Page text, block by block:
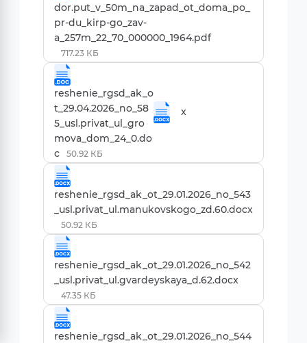
dor.put_v_50m_na_zapad_ot_doma_po_
pr-du_kirp-go_zav-
a_257m_22_70_000000_1964.pdf
717.23 КБ
reshenie_rgsd_ak_o
t_29.04.2026_no_58
5_usl.privat_ul_gro
mova_dom_24_0.do
c
50.92 КБ
x
reshenie_rgsd_ak_ot_29.01.2026_no_543
_usl.privat_ul.manukovskogo_zd.60.docx
50.92 КБ
reshenie_rgsd_ak_ot_29.01.2026_no_542
_usl.privat_ul.gvardeyskaya_d.62.docx
47.35 КБ
reshenie_rgsd_ak_ot_29.01.2026_no_544